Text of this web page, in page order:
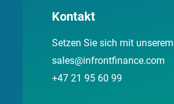
Kontakt
Setzen Sie sich mit
sales@infrontfinance.com
+47 21 95 60 99